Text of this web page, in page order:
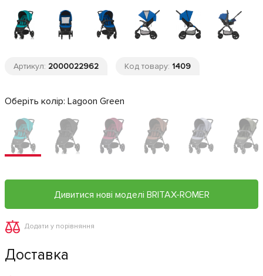
Артикул: 2000022962 Код товару: 1409
Оберіть колір: Lagoon Green
Дивитися нові моделі BRITAX-ROMER
Додати у порівняння
Доставка